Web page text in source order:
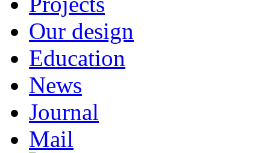
Our design
Education
News
Journal
Mail